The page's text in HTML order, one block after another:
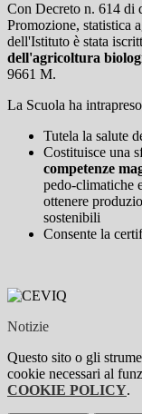
Con Decreto n. 614 di
Promozione, statistica
dell'Istituto è stata
dell'agricoltura
9661 M.
La Scuola ha
Tutela la salute
Costituisce una
competenze
pedo-climatiche
ottenere
sostenibili
Consente la
Notizie
Questo sito o gli
cookie necessari al
COOKIE POLICY.